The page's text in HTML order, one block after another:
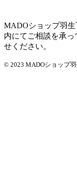
MADOショップ羽
内にてご相談を承
せください。
© 2023 MADOショップ